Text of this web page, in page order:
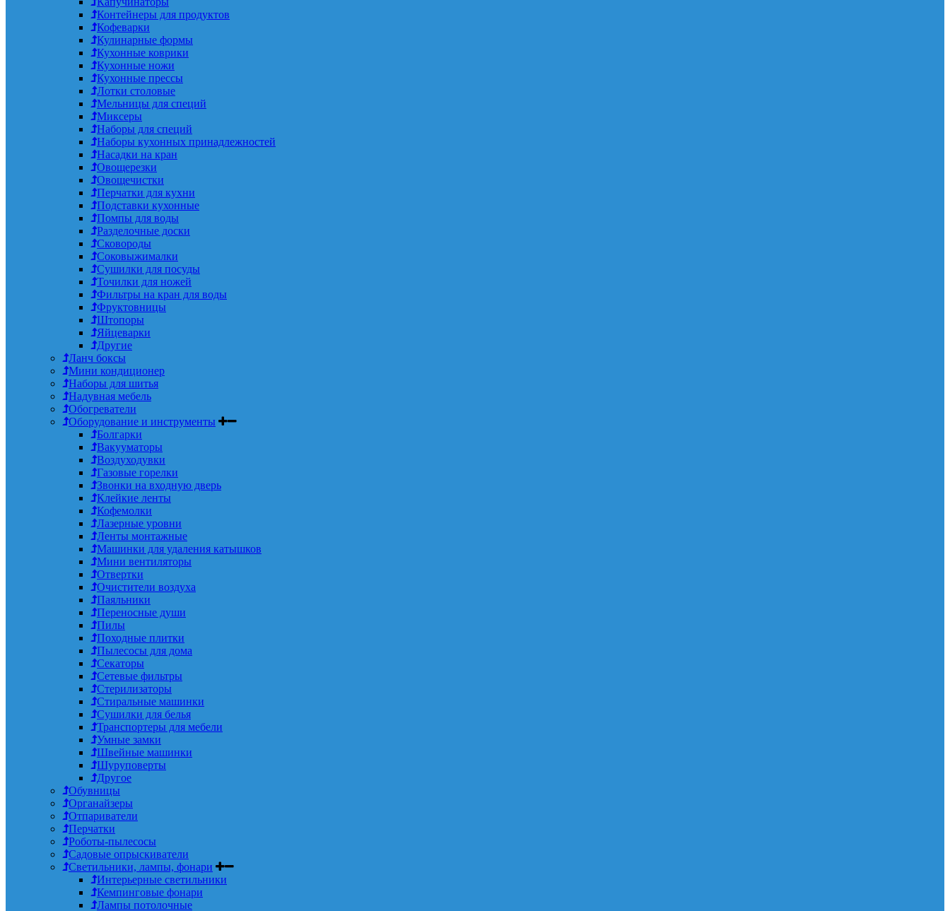
Контейнеры для продуктов
Кофеварки
Кулинарные формы
Кухонные коврики
Кухонные ножи
Кухонные прессы
Лотки столовые
Мельницы для специй
Миксеры
Наборы для специй
Наборы кухонных принадлежностей
Насадки на кран
Овощерезки
Овощечистки
Перчатки для кухни
Подставки кухонные
Помпы для воды
Разделочные доски
Сковороды
Соковыжималки
Сушилки для посуды
Точилки для ножей
Фильтры на кран для воды
Фруктовницы
Штопоры
Яйцеварки
Другие
Ланч боксы
Мини кондиционер
Наборы для шитья
Надувная мебель
Обогреватели
Оборудование и инструменты
Болгарки
Вакууматоры
Воздуходувки
Газовые горелки
Звонки на входную дверь
Клейкие ленты
Кофемолки
Лазерные уровни
Ленты монтажные
Машинки для удаления катышков
Мини вентиляторы
Отвертки
Очистители воздуха
Паяльники
Переносные души
Пилы
Походные плитки
Пылесосы для дома
Секаторы
Сетевые фильтры
Стерилизаторы
Стиральные машинки
Сушилки для белья
Транспортеры для мебели
Умные замки
Швейные машинки
Шуруповерты
Другое
Обувницы
Органайзеры
Отпариватели
Перчатки
Роботы-пылесосы
Садовые опрыскиватели
Светильники, лампы, фонари
Интерьерные светильники
Кемпинговые фонари
Лампы потолочные